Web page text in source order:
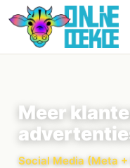
Meer
Social Media (Meta +